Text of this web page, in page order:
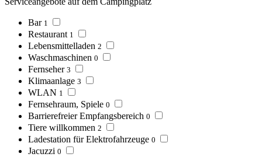
Bar 1
Restaurant 1
Lebensmittelladen 2
Waschmaschinen 0
Fernseher 3
Klimaanlage 3
WLAN 1
Fernsehraum, Spiele 0
Barrierefreier Empfangsbereich 0
Tiere willkommen 2
Ladestation für Elektrofahrzeuge 0
Jacuzzi 0